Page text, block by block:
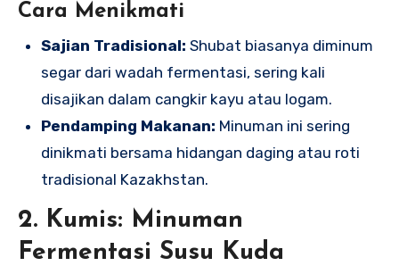
Cara Menikmati
Sajian Tradisional: Shubat biasanya diminum
segar dari wadah fermentasi, sering kali
disajikan dalam cangkir kayu atau logam.
Pendamping Makanan: Minuman ini sering
dinikmati bersama hidangan daging atau roti
tradisional Kazakhstan.
2. Kumis: Minuman
Fermentasi Susu Kuda